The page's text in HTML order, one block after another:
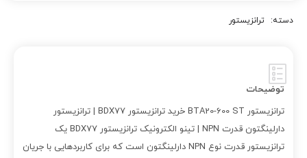
دسته: ترانزیستور
توضیحات
ترانزیستور BTA20-600 ST خرید ترانزیستور BDX77 | ترانزیستور
دارلینگتون قدرت NPN | تینو الکترونیک ترانزیستور BDX77 یک
ترانزیستور قدرت نوع NPN دارلینگتون است که برای کاربردهایی با جریان